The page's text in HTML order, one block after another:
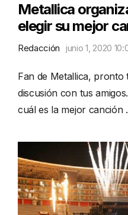
Metallica
elegir su mejor
Redacción junio 1, 2020
Fan de Metallica, pronto
discusión con tus
cuál es la mejor canción